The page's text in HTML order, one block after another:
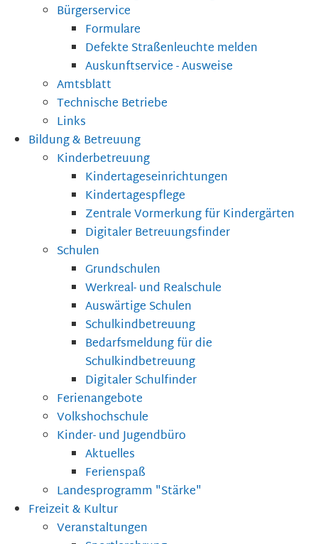
Bürgerservice
Formulare
Defekte Straßenleuchte melden
Auskunftservice - Ausweise
Amtsblatt
Technische Betriebe
Links
Bildung & Betreuung
Kinderbetreuung
Kindertageseinrichtungen
Kindertagespflege
Zentrale Vormerkung für Kindergärten
Digitaler Betreuungsfinder
Schulen
Grundschulen
Werkreal- und Realschule
Auswärtige Schulen
Schulkindbetreuung
Bedarfsmeldung für die
Schulkindbetreuung
Digitaler Schulfinder
Ferienangebote
Volkshochschule
Kinder- und Jugendbüro
Aktuelles
Ferienspaß
Landesprogramm "Stärke"
Freizeit & Kultur
Veranstaltungen